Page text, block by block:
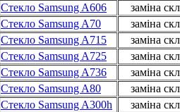
Стекло Samsung A606
заміна
Стекло Samsung A70
заміна
Стекло Samsung A715
заміна
Стекло Samsung A725
заміна
Стекло Samsung A736
заміна
Стекло Samsung A80
заміна
Стекло Samsung A300h
заміна